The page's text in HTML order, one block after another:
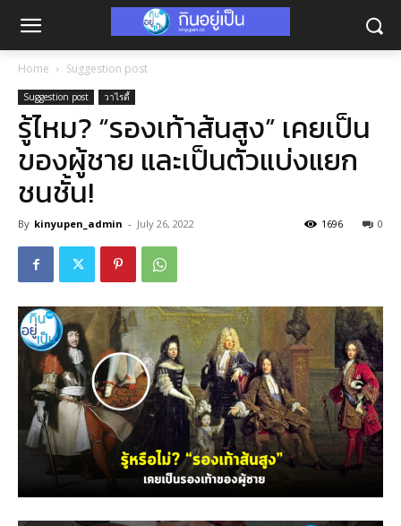
Home Suggestion post
Suggestion post วาไรตี้
รู้ไหม? “รองเท้าส้นสูง” เคยเป็น
ของผู้ชาย และเป็นตัวแบ่งแยก
ชนชั้น!
By kinyupen_admin - July 26, 2022 0
1696